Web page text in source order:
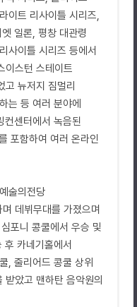
이트 리사이틀 시리즈,
일론, 평창 대관령
사이틀 시리즈 등에서
이스턴 스테이트
고 뉴저지 짐멀리
는 등 여러 분야에
컨센터에서 녹음된
포함하여 여러 온라인
술의전당
데뷔무대를 가졌으며
포니 콩쿨에서 우승 및
카네기홀에서
, 줄리어드 콩쿨 상위
았고 맨하탄 음악원의